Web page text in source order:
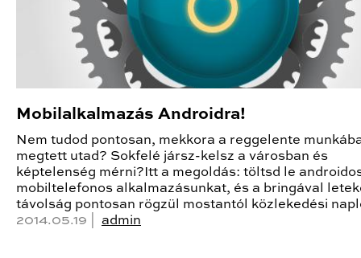
Mobilalkalmazás Androidra!
Nem tudod pontosan, mekkora a reggelente
megtett utad? Sokfelé jársz-kelsz a városban és
képtelenség mérni?Itt a megoldás: töltsd le
mobiltelefonos alkalmazásunkat, és a bringával
távolság pontosan rögzül mostantól közlekedési
2014.05.19 | admin